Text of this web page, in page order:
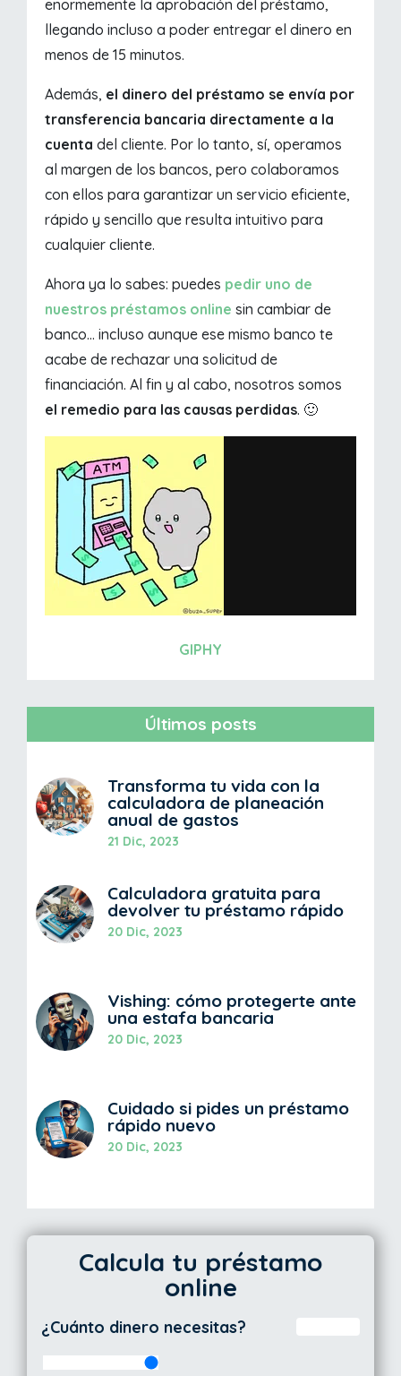
enormemente la aprobación del préstamo,
llegando incluso a poder entregar el dinero en
menos de 15 minutos.
Además, el dinero del préstamo se envía por
transferencia bancaria directamente a la
cuenta del cliente. Por lo tanto, sí, operamos
al margen de los bancos, pero colaboramos
con ellos para garantizar un servicio eficiente,
rápido y sencillo que resulta intuitivo para
cualquier cliente.
Ahora ya lo sabes: puedes pedir uno de
nuestros préstamos online sin cambiar de
banco... incluso aunque ese mismo banco te
acabe de rechazar una solicitud de
financiación. Al fin y al cabo, nosotros somos
el remedio para las causas perdidas. 🙂
GIPHY
Últimos posts
Transforma tu vida con la
calculadora de planeación
anual de gastos
21 Dic, 2023
Calculadora gratuita para
devolver tu préstamo rápido
20 Dic, 2023
Vishing: cómo protegerte ante
una estafa bancaria
20 Dic, 2023
Cuidado si pides un préstamo
rápido nuevo
20 Dic, 2023
Calcula tu préstamo
online
¿Cuánto dinero necesitas?